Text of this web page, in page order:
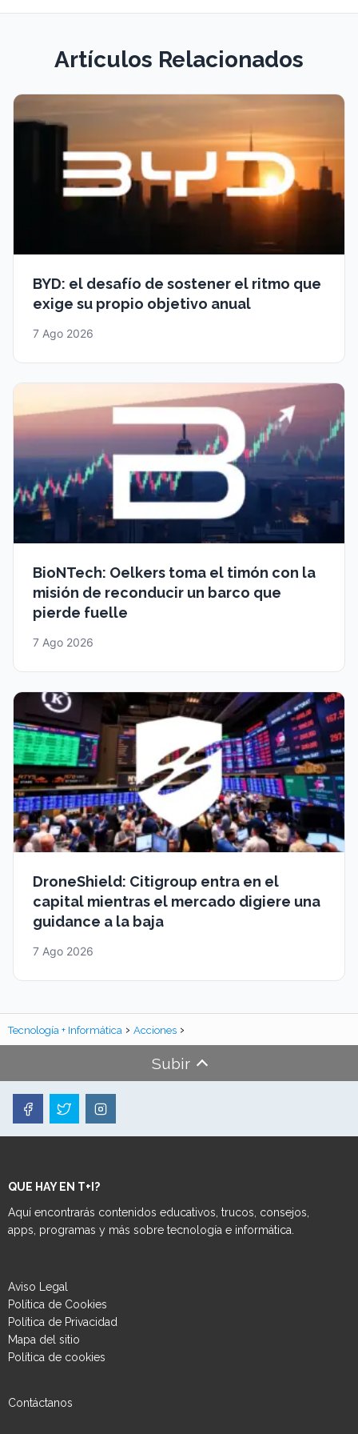
Artículos Relacionados
BYD: el desafío de sostener el ritmo que
exige su propio objetivo anual
7 Ago 2026
BioNTech: Oelkers toma el timón con la
misión de reconducir un barco que
pierde fuelle
7 Ago 2026
DroneShield: Citigroup entra en el
capital mientras el mercado digiere una
guidance a la baja
7 Ago 2026
Tecnología + Informática Acciones
Subir
QUE HAY EN T+I?
Aquí encontrarás contenidos educativos, trucos, consejos,
apps, programas y más sobre tecnología e informática.
Aviso Legal
Política de Cookies
Política de Privacidad
Mapa del sitio
Política de cookies
Contáctanos